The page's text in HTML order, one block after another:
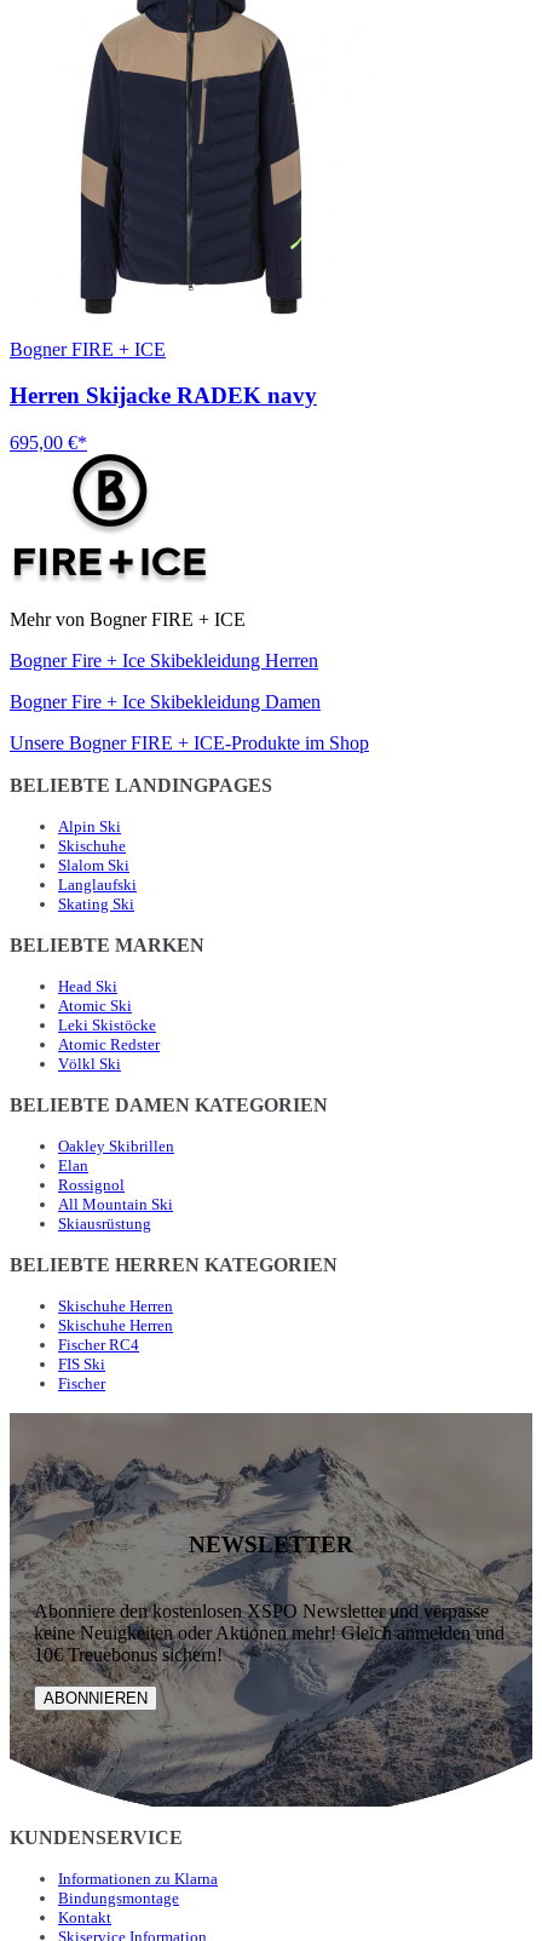
Bogner FIRE + ICE
Herren Skijacke RADEK navy
695,00 €*
Mehr von Bogner FIRE + ICE
Bogner Fire + Ice Skibekleidung Herren
Bogner Fire + Ice Skibekleidung Damen
Unsere Bogner FIRE + ICE-Produkte im Shop
BELIEBTE LANDINGPAGES
Alpin Ski
Skischuhe
Slalom Ski
Langlaufski
Skating Ski
BELIEBTE MARKEN
Head Ski
Atomic Ski
Leki Skistöcke
Atomic Redster
Völkl Ski
BELIEBTE DAMEN KATEGORIEN
Oakley Skibrillen
Elan
Rossignol
All Mountain Ski
Skiausrüstung
BELIEBTE HERREN KATEGORIEN
Skischuhe Herren
Skischuhe Herren
Fischer RC4
FIS Ski
Fischer
NEWSLETTER
Abonniere den kostenlosen XSPO Newsletter und verpasse
keine Neuigkeiten oder Aktionen mehr! Gleich anmelden und
10€ Treuebonus sichern!
ABONNIEREN
KUNDENSERVICE
Informationen zu Klarna
Bindungsmontage
Kontakt
Skiservice Information